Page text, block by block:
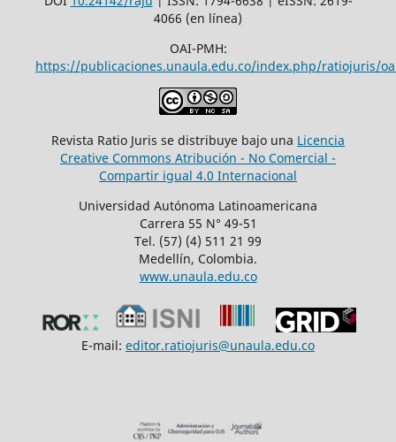
4066 (en línea)
OAI-PMH:
https://publicaciones.unaula.edu.co/index.php/ratiojuris/
Revista Ratio Juris se distribuye bajo una Licencia
Creative Commons Atribución - No Comercial -
Compartir igual 4.0 Internacional
Universidad Autónoma Latinoamericana
Carrera 55 N° 49-51
Tel. (57) (4) 511 21 99
Medellín, Colombia.
www.unaula.edu.co
E-mail: editor.ratiojuris@unaula.edu.co